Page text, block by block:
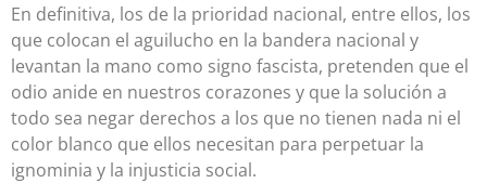
En definitiva, los de la prioridad nacional, entre ellos, los
que colocan el aguilucho en la bandera nacional y
levantan la mano como signo fascista, pretenden que el
odio anide en nuestros corazones y que la solución a
todo sea negar derechos a los que no tienen nada ni el
color blanco que ellos necesitan para perpetuar la
ignominia y la injusticia social.